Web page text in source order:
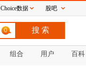
0
组合 用户 百科
Choice数据 股吧